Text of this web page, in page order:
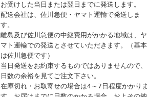
お受けした当日または翌日までに発送します。
配送会社は、佐川急便・ヤマト運輸で発送しま
す。
離島及び佐川急便の中継費用がかかる地域は、ヤ
マト運輸での発送とさせていただきます。（基本
は佐川急便です）
当日発送をお約束するものではありませんので、
日数の余裕を見てご注文下さい。
在庫切れ・お取寄せの場合は4～7日程度かかりま